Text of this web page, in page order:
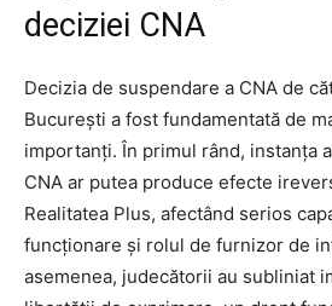
deciziei CNA
Decizia de suspendare a CNA de
București a fost fundamentată de
importanți. În primul rând, instanța
CNA ar putea produce efecte
Realitatea Plus, afectând serios
funcționare și rolul de furnizor de
asemenea, judecătorii au subliniat